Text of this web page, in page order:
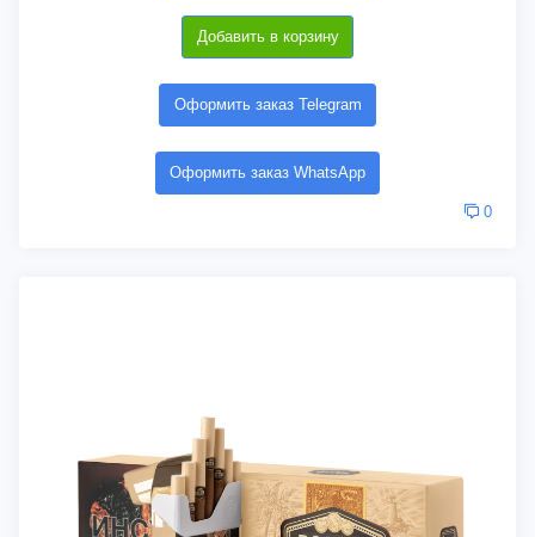
Добавить в корзину
Оформить заказ Telegram
Оформить заказ WhatsApp
0